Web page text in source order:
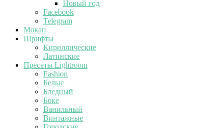
Новый год
Facebook
Telegram
Мокап
Шрифты
Кириллические
Латинские
Пресеты Lightroom
Fashion
Белые
Бледный
Боке
Ванильный
Винтажные